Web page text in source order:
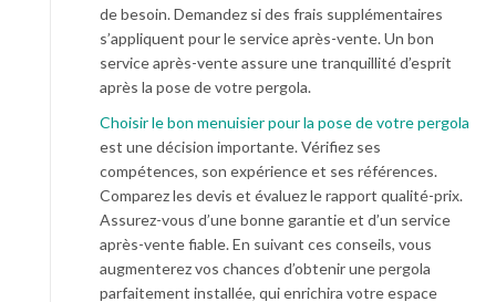
de besoin. Demandez si des frais supplémentaires
s’appliquent pour le service après-vente. Un bon
service après-vente assure une tranquillité d’esprit
après la pose de votre pergola.
Choisir le bon menuisier pour la pose de votre pergola
est une décision importante. Vérifiez ses
compétences, son expérience et ses références.
Comparez les devis et évaluez le rapport qualité-prix.
Assurez-vous d’une bonne garantie et d’un service
après-vente fiable. En suivant ces conseils, vous
augmenterez vos chances d’obtenir une pergola
parfaitement installée, qui enrichira votre espace